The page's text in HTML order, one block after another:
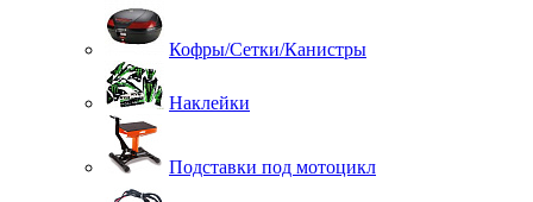
Кофры/Сетки/Канистры
Наклейки
Подставки под мотоцикл